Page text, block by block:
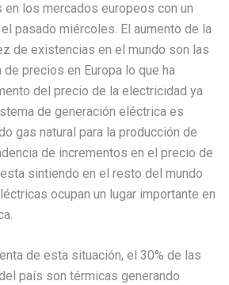
los mercados europeos con un
pasado miércoles. El aumento de la
de existencias en el mundo son las
precios en Europa lo que ha
del precio de la electricidad ya
de generación eléctrica es
gas natural para la producción de
de incrementos en el precio de
sintiendo en el resto del mundo
ocupan un lugar importante en
de esta situación, el 30% de las
país son térmicas generando